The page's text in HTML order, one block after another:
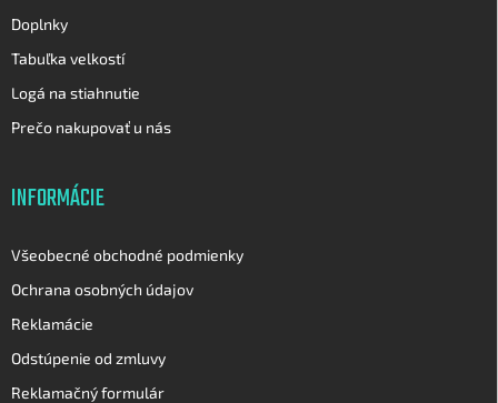
Doplnky
Tabuľka velkostí
Logá na stiahnutie
Prečo nakupovať u nás
INFORMÁCIE
Všeobecné obchodné podmienky
Ochrana osobných údajov
Reklamácie
Odstúpenie od zmluvy
Reklamačný formulár